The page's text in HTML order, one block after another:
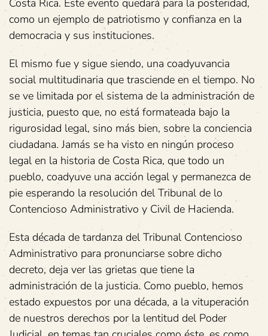
Costa Rica. Este evento quedará para la posteridad,
como un ejemplo de patriotismo y confianza en la
democracia y sus instituciones.
El mismo fue y sigue siendo, una coadyuvancia
social multitudinaria que trasciende en el tiempo. No
se ve limitada por el sistema de la administración de
justicia, puesto que, no está formateada bajo la
rigurosidad legal, sino más bien, sobre la conciencia
ciudadana. Jamás se ha visto en ningún proceso
legal en la historia de Costa Rica, que todo un
pueblo, coadyuve una acción legal y permanezca de
pie esperando la resolución del Tribunal de lo
Contencioso Administrativo y Civil de Hacienda.
Esta década de tardanza del Tribunal Contencioso
Administrativo para pronunciarse sobre dicho
decreto, deja ver las grietas que tiene la
administración de la justicia. Como pueblo, hemos
estado expuestos por una década, a la vituperación
de nuestros derechos por la lentitud del Poder